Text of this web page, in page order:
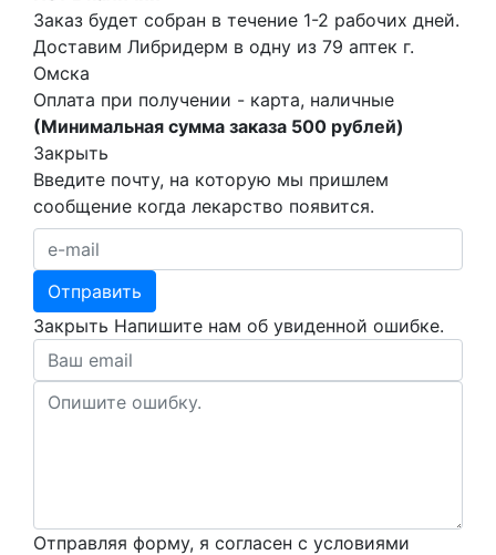
Заказ будет собран в течение 1-2 рабочих дней.
Доставим Либридерм в одну из 79 аптек г.
Омска
Оплата при получении - карта, наличные
(Минимальная сумма заказа 500 рублей)
Закрыть
Введите почту, на которую мы пришлем
сообщение когда лекарство появится.
Закрыть Напишите нам об увиденной ошибке.
Отправляя форму, я согласен с условиями